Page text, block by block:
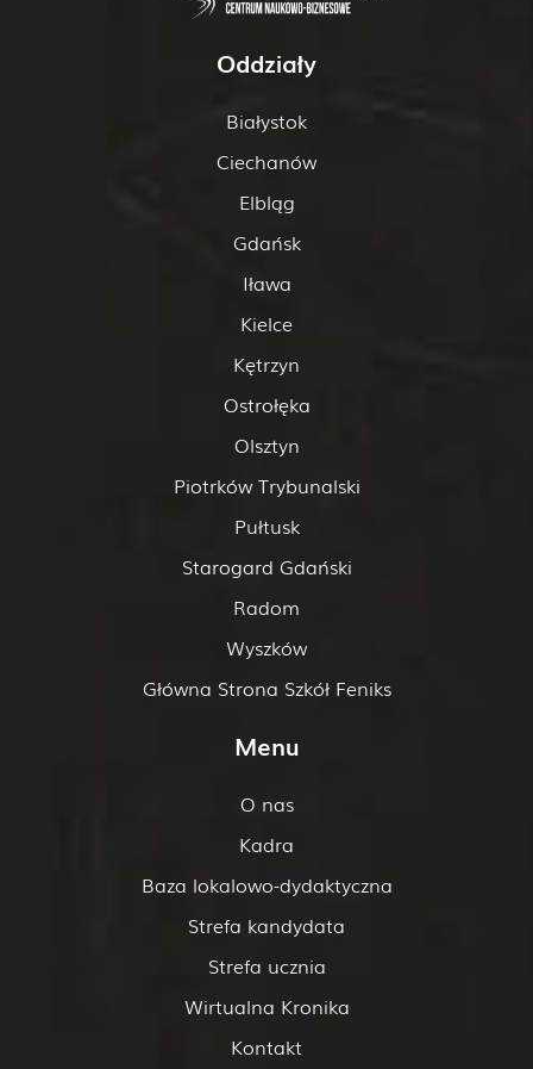
Oddziały
Białystok
Ciechanów
Elbląg
Gdańsk
Iława
Kielce
Kętrzyn
Ostrołęka
Olsztyn
Piotrków Trybunalski
Pułtusk
Starogard Gdański
Radom
Wyszków
Główna Strona Szkół Feniks
Menu
O nas
Kadra
Baza lokalowo-dydaktyczna
Strefa kandydata
Strefa ucznia
Wirtualna Kronika
Kontakt